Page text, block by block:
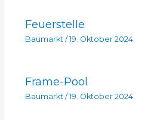
Feuerstelle
Baumarkt/ 19. Oktober 2024
Frame-Pool
Baumarkt/ 19. Oktober 2024